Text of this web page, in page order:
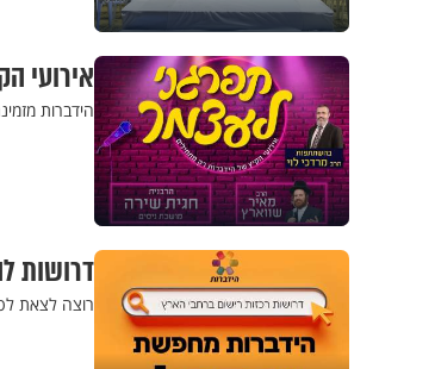
אירועי
הידברות
דרושות
רוצה לצאת